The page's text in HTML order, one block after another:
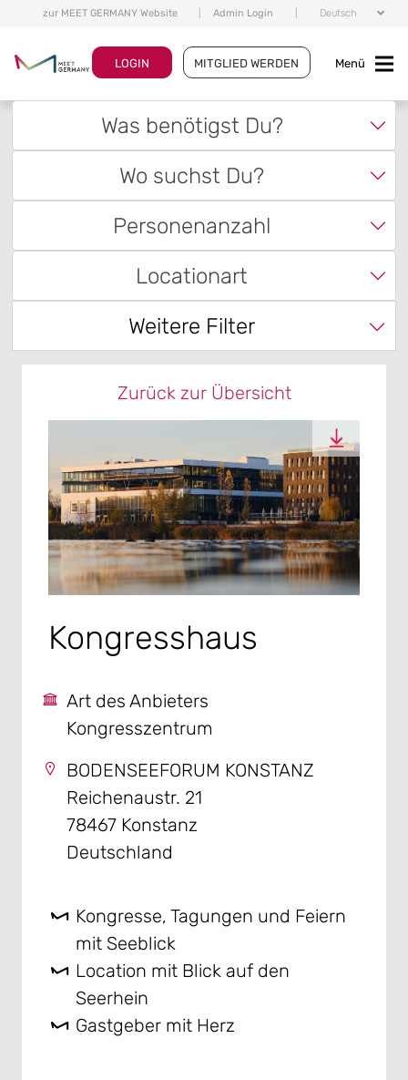
zur MEET GERMANY Website Admin Login Deutsch
LOGIN MITGLIED WERDEN Menü
Was benötigst Du?
Wo suchst Du?
Personenanzahl
Locationart
Weitere Filter
Zurück zur Übersicht
Kongresshaus
Art des Anbieters
Kongresszentrum
BODENSEEFORUM KONSTANZ
Reichenaustr. 21
78467 Konstanz
Deutschland
Kongresse, Tagungen und Feiern
mit Seeblick
Location mit Blick auf den
Seerhein
Gastgeber mit Herz